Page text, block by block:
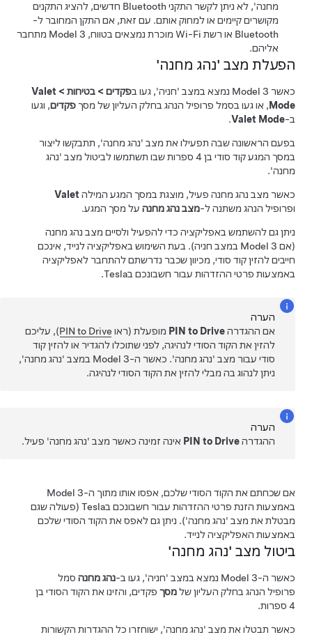
מחנה', לא ניתן לקשר התקני Bluetooth חדשים, להציג התקנים
מקושרים קיימים או למחוק אותם. עם זאת, אם התקן המחובר ל-
Bluetooth או רשת Wi-Fi מוכרת נמצאים בטווח,
Model 3מתחבר
אליהם.
הפעלת מצב 'נהג מחנה'
כאשרModel 3נמצא במצב 'חניה', געו בפקדים>בטיחות>
Valet
Mode, או געו בסמל פרופיל הנהג בחלק העליון שלמסךפקדים, וגעו
Valet Mode
.
בפעם הראשונה שבה תפעילו את מצב 'נהג מחנה', תתבקשו ליצור
במסך המגע קוד סודי בן 4 ספרות שבו תשתמשו לביטול מצב 'נהג
מחנה'.
כאשר מצב נהג מחנה פעיל, מוצגת במסך המגעהמילהValet
ופרופיל הנהג משתנה ל-מצב נהג מחנהעל מסך המגע.
ניתן גם להשתמש באפליקציה כדי להפעיל ולסיים מצב נהג מחנה
(אםModel 3במצב חניה). בעת השימוש באפליקציה לנייד, אינכם
חייבים להזין קוד סודי, מכיוון שכבר נדרשתם להתחבר לאפליקציה
באמצעות פרטי ההזדהות עבור חשבונכם בTesla.
הערה
אם ההגדרהPIN to Drive מופעלת (ראוPIN to Drive ), עליכם
להזין את הקוד הסודי לנהיגה, לפני שתוכלו להגדיר או להזין קוד
סודי עבור מצב 'נהג מחנה'. כאשר ה-Model 3במצב 'נהג מחנה',
ניתן לנהוג בה מבלי להזין את הקוד הסודי לנהיגה.
הערה
ההגדרהPIN to Drive אינה זמינה כאשר מצב 'נהג מחנה' פעיל.
אם שכחתם את הקוד הסודי שלכם, אפסו אותו מתוך ה-Model 3
באמצעות הזנת פרטי ההזדהות עבור חשבונכם בTesla (פעולה שגם
מבטלת את מצב 'נהג מחנה'). ניתן גם לאפס את הקוד הסודי שלכם
באמצעות האפליקציה לנייד.
ביטול מצב 'נהג מחנה'
כאשר ה-Model 3נמצא במצב 'חניה', געו ב-נהג מחנהסמל
פרופיל הנהג בחלק העליון שלמסךפקדים, והזינו את הקוד הסודי בן
כאשר תבטלו את מצב 'נהג מחנה', ישוחזרו כל ההגדרות הקשורות